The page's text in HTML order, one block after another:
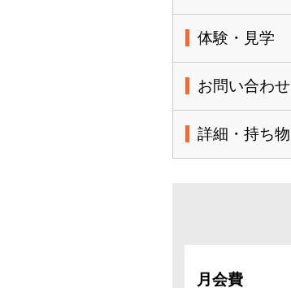
体験・見学
お問い合わせ
詳細・持ち物
月会費